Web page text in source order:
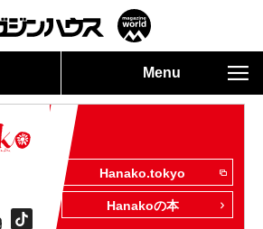
Menu
Hanako.tokyo
Hanakoの本